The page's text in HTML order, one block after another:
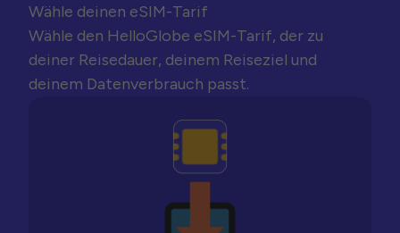
Wähle deinen eSIM-Tarif
Wähle den HelloGlobe eSIM-Tarif, der zu
deiner Reisedauer, deinem Reiseziel und
deinem Datenverbrauch passt.